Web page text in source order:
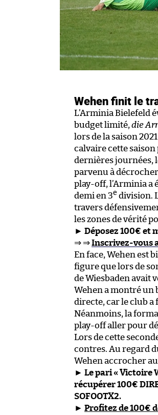
Wehen finit le
L’Arminia Bielefeld
budget limité, die
lors de la saison
calvaire cette
dernières journées,
parvenu à
play-off, l’Arminia a
demi en 3e division.
travers
les zones de vérité
► Déposez 100€ et
⇒ ⇒Inscrivez-vous
En face, Wehen est
figure que lors de
de Wiesbaden avait
Wehen a montré un
directe, car le club a
Néanmoins, la
play-off aller pour
Lors de cette
contres. Au regard
Wehen accrocher
► Le pari « Victoire
récupérer 100€
SOFOOTX2.
► Profitez de 100€